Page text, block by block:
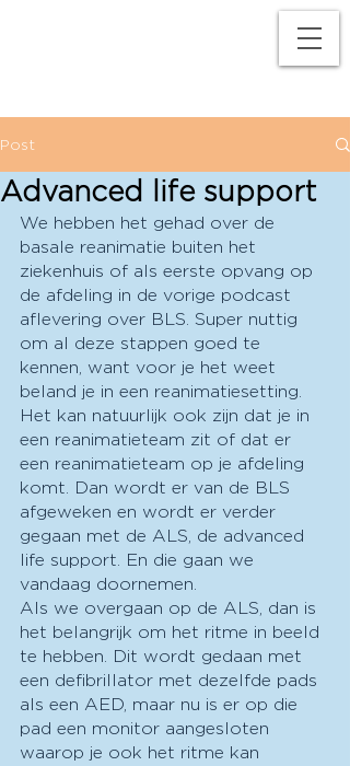
Post
Advanced life support
We hebben het gehad over de
basale reanimatie buiten het
ziekenhuis of als eerste opvang op
de afdeling in de vorige podcast
aflevering over BLS. Super nuttig
om al deze stappen goed te
kennen, want voor je het weet
beland je in een reanimatiesetting.
Het kan natuurlijk ook zijn dat je in
een reanimatieteam zit of dat er
een reanimatieteam op je afdeling
komt. Dan wordt er van de BLS
afgeweken en wordt er verder
gegaan met de ALS, de advanced
life support. En die gaan we
vandaag doornemen.
Als we overgaan op de ALS, dan is
het belangrijk om het ritme in beeld
te hebben. Dit wordt gedaan met
een defibrillator met dezelfde pads
als een AED, maar nu is er op die
pad een monitor aangesloten
waarop je ook het ritme kan